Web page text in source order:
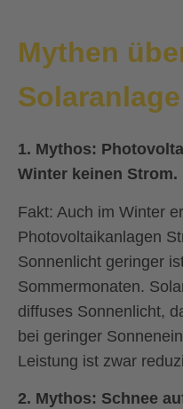
Mythen
1. Mythos:
Winter keinen Strom.
Fakt: Auch im Winter
Photovoltaikanlagen
Sonnenlicht geringer
Sommermonaten.
diffuses Sonnenlicht,
bei geringer
Leistung ist zwar
2. Mythos: Schnee